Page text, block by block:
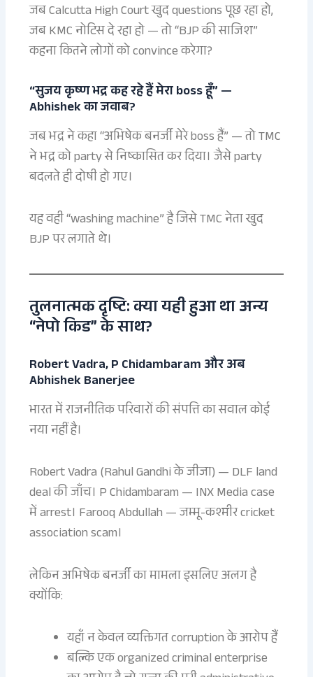
जब Calcutta High Court खुद questions पूछ रहा हो,
जब KMC नोटिस दे रहा हो — तो “BJP की साजिश”
कहना कितने लोगों को convince करेगा?
“सुजय कृष्ण भद्र कह रहे हैं मेरा boss हूँ” —
Abhishek का जवाब?
जब भद्र ने कहा “अभिषेक बनर्जी मेरे boss हैं” — तो TMC
ने भद्र को party से निष्कासित कर दिया। जैसे party
बदलते ही दोषी हो गए।
यह वही “washing machine” है जिसे TMC नेता खुद
BJP पर लगाते थे।
तुलनात्मक दृष्टि: क्या यही हुआ था अन्य
“नेपो किड” के साथ?
Robert Vadra, P Chidambaram और अब
Abhishek Banerjee
भारत में राजनीतिक परिवारों की संपत्ति का सवाल कोई
नया नहीं है।
Robert Vadra (Rahul Gandhi के जीजा) — DLF land
deal की जाँच। P Chidambaram — INX Media case
में arrest। Farooq Abdullah — जम्मू-कश्मीर cricket
association scam।
लेकिन अभिषेक बनर्जी का मामला इसलिए अलग है
क्योंकि:
यहाँ न केवल व्यक्तिगत corruption के आरोप हैं
बल्कि एक organized criminal enterprise